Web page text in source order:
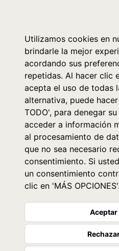
Utilizamos cookies en
brindarle la mejor
acordando sus
repetidas. Al hacer clic
acepta el uso de todas
alternativa, puede
TODO', para denegar
acceder a información
al procesamiento de
que no sea necesario
consentimiento. Si
un consentimiento
clic en 'MÁS OPCIONES'.